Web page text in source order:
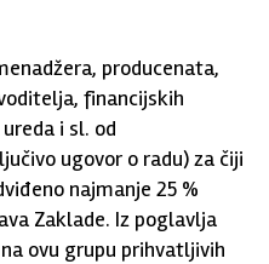
producenata,
financijskih
i sl. od
ugovor o radu) za čiji
najmanje 25 %
Zaklade. Iz poglavlja
ovu grupu prihvatljivih